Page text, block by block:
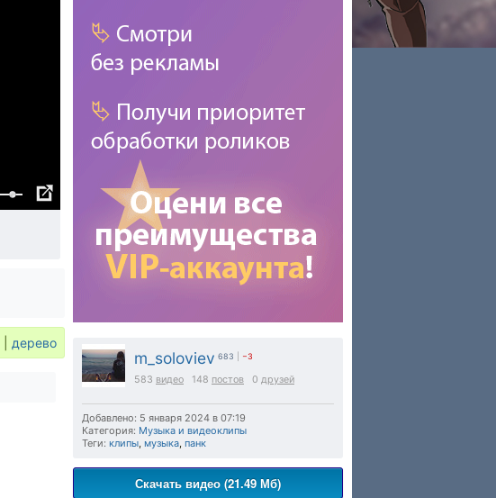
m_soloviev 683 −3
583 видео 148 постов 0 друзей
Добавлено: 5 января 2024 в 07:19
Категория: Музыка и видеоклипы
Теги: клипы, музыка, панк
Скачать видео (21.49 Мб)
дерево